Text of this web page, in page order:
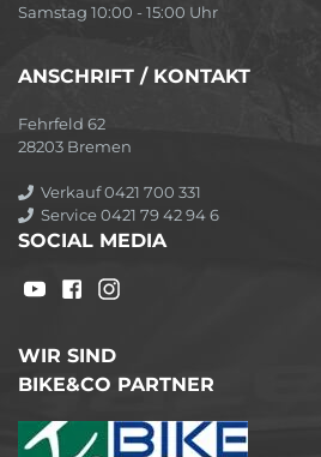
Samstag 10:00 - 15:00 Uhr
ANSCHRIFT / KONTAKT
Fehrfeld 62
28203 Bremen
Verkauf 0421 700 331
Service 0421 79 42 94 6
SOCIAL MEDIA
WIR SIND
BIKE&CO PARTNER